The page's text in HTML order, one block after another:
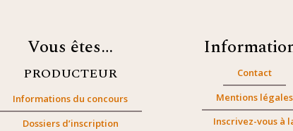
Vous êtes…
PRODUCTEUR
Informations du concours
Dossiers d’inscription
Contact
Mentions légales
Inscrivez-vous à